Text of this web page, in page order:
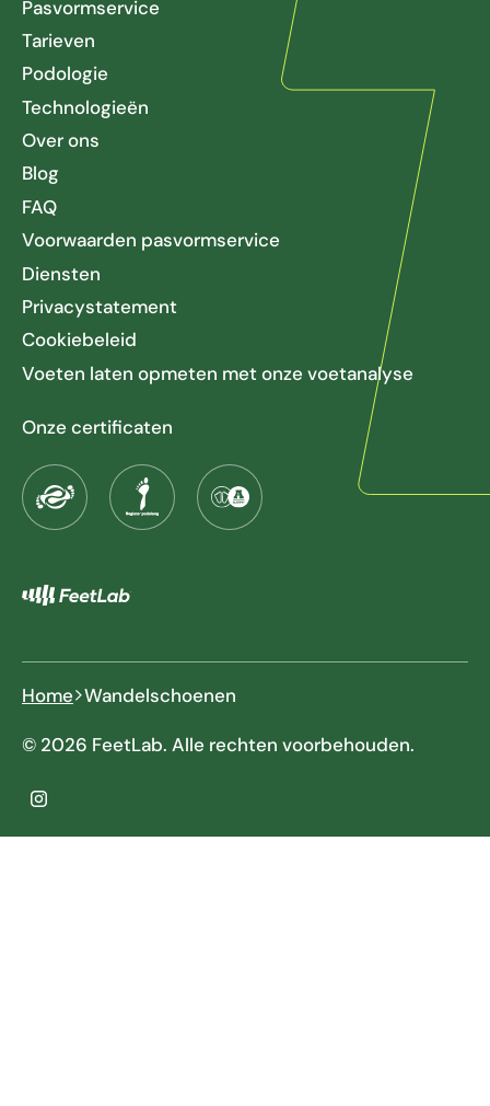
Pasvormservice
Tarieven
Podologie
Technologieën
Over ons
Blog
FAQ
Voorwaarden pasvormservice
Diensten
Privacystatement
Cookiebeleid
Voeten laten opmeten met onze voetanalyse
Onze certificaten
Home Wandelschoenen
© 2026 FeetLab. Alle rechten voorbehouden.